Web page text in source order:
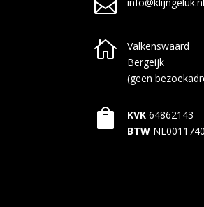


Valkenswaard
Bergeijk
(geen
 KVK 64862143
BTW